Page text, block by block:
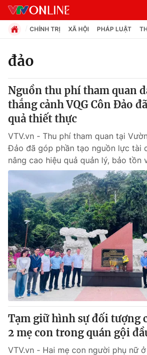
Chuyên mục
Chính trị
Pháp luật
Y tế
Thế giới
Tin tức
Thế giới đó đây
Câu chuyện quốc tế
Kinh tế
Tài chính
Thị trường
Góc doanh nghiệp
Dữ liệu và đời sống
Truyền hình
Phim VTV
Hậu trường
Giải trí
CHÍNH TRỊ XÃ HỘI PHÁP LUẬT
đảo
Nguồn thu phí tham quan
thắng cảnh VQG Côn Đảo
quả thiết thực
VTV.vn - Thu phí tham quan tại
Đảo đã góp phần tạo nguồn lực tài
nâng cao hiệu quả quản lý, bảo tồn
Tạm giữ hình sự đối tượng
2 mẹ con trong quán gội
VTV.vn - Hai mẹ con người phụ nữ